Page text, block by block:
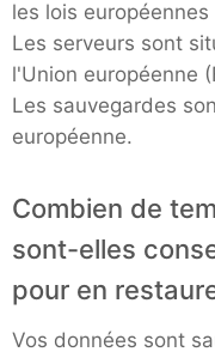
les lois
Les serveurs sont
l'Union européenne
Les sauvegardes
européenne.
Combien de
sont-elles
pour en
Vos données sont